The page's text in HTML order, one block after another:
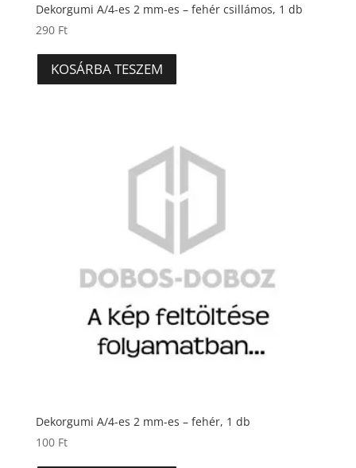
Dekorgumi A/4-es 2 mm-es – fehér csillámos, 1 db
290 Ft
KOSÁRBA TESZEM
Dekorgumi A/4-es 2 mm-es – fehér, 1 db
100 Ft